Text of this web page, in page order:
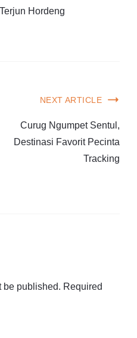
Hordeng
NEXT ARTICLE
Curug Ngumpet Sentul,
Destinasi Favorit Pecinta
Tracking
be published. Required